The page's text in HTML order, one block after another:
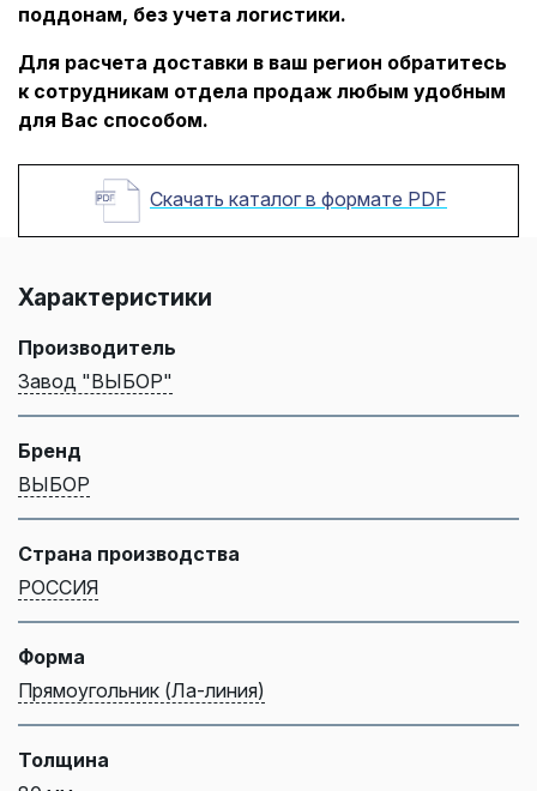
поддонам, без учета логистики.
Для расчета доставки в ваш регион обратитесь
к сотрудникам отдела продаж любым удобным
для Вас способом.
Скачать каталог в формате PDF
Характеристики
Производитель
Завод "ВЫБОР"
Бренд
ВЫБОР
Страна производства
РОССИЯ
Форма
Прямоугольник (Ла-линия)
Толщина